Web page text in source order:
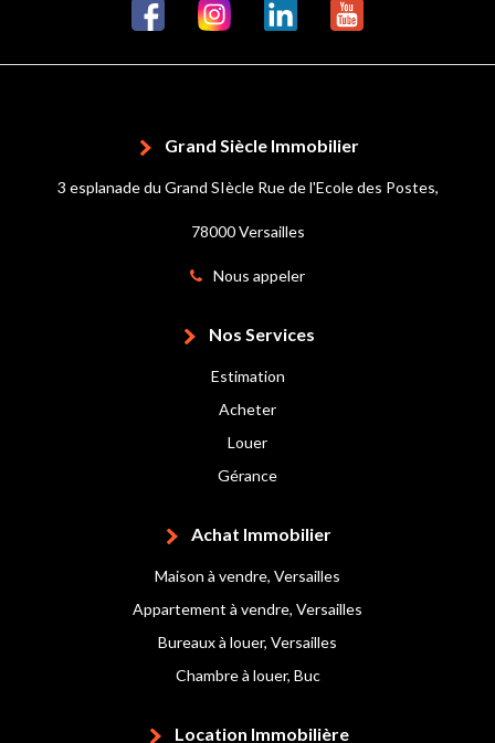
Grand Siècle Immobilier
3 esplanade du Grand SIècle Rue de l'Ecole des Postes,
78000 Versailles
Nous appeler
Nos Services
Estimation
Acheter
Louer
Gérance
Achat Immobilier
Maison à vendre, Versailles
Appartement à vendre, Versailles
Bureaux à louer, Versailles
Chambre à louer, Buc
Location Immobilière